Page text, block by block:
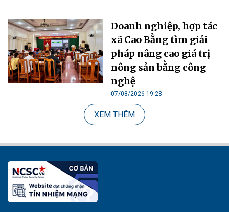
Doanh nghiệp, hợp tác
xã Cao Bằng tìm giải
pháp nâng cao giá trị
nông sản bằng công
nghệ
07/08/2026 19:28
XEM THÊM